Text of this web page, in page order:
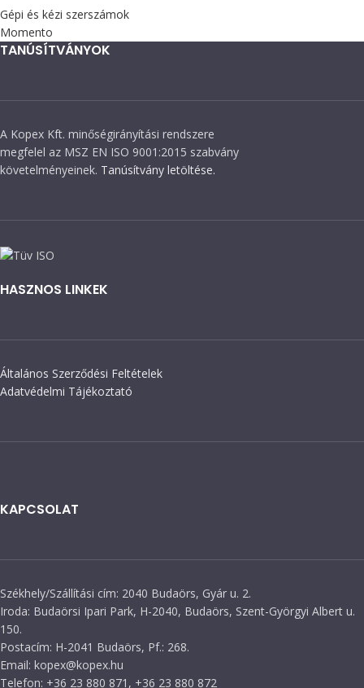
Gépi és kézi szerszámok
Momento
TANÚSÍTVÁNYOK
A Kopex Kft. minőségirányítási rendszere
megfelel az MSZ EN ISO 9001:2015 szabvány
követelményeinek. Tanúsítvány letöltése.
HASZNOS LINKEK
Általános Szerződési Feltételek
Adatvédelmi Tájékoztató
KAPCSOLAT
Székhely/Szállítási cím: 2040 Budaörs, Gyár u. 2.
Iroda: Budaörsi Ipari Park, H-2040, Budaörs, Szent-Györgyi Albert u.
150.
Postacím: H-2041 Budaörs, Pf.: 268.
Email: kopex@kopex.hu
Telefon: +36 23 880 871, +36 23 880 872